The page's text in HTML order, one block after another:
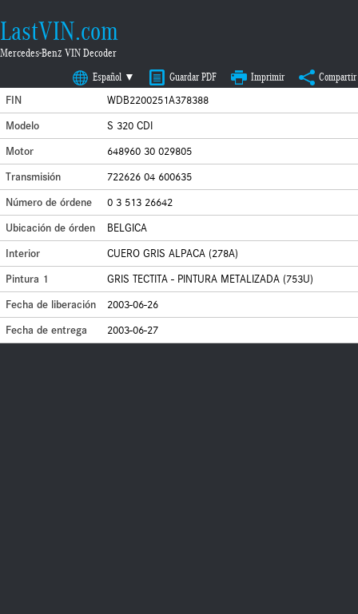
LastVIN.com
Mercedes-Benz VIN Decoder
Español ▼ Guardar PDF Imprimir Compartir
FIN
WDB2200251A378388
Modelo
S 320 CDI
Motor
648960 30 029805
Transmisión
722626 04 600635
Número de órdene
0 3 513 26642
Ubicación de órden
BELGICA
Interior
CUERO GRIS ALPACA (278A)
Pintura 1
GRIS TECTITA - PINTURA METALIZADA (753U)
Fecha de liberación
2003-06-26
Fecha de entrega
2003-06-27